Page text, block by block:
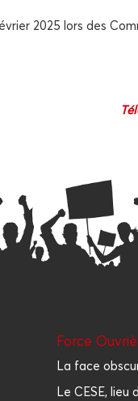
2025 lors des
Force
La face
Le CESE,